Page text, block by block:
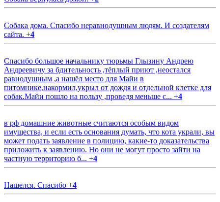
Собака дома. Спасибо неравнодушным людям. И создателям
сайта. +4
Спасибо большое начальнику тюрьмы Глызину Андрею
Андреевичу за бдительность ,тёплый приют ,неостался
равнодушным ,а нашёл место для Майи в
питомнике,накормил,укрыл от дождя и отдельной клетке для
собак.Майи пошло на пользу ,проведя меньше с... +4
в рф домашние животные считаются особым видом
имущества, и если есть основания думать, что кота украли, вы
может подать заявление в полицию, какие-то доказательства
приложить к заявлению. Но они не могут просто зайти на
частную территорию б... +4
Нашелся. Спасибо +4